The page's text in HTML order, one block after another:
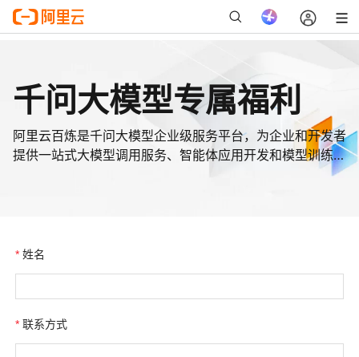
千问大模型专属福利
阿里云百炼是千问大模型企业级服务平台，为企业和开发者
提供一站式大模型调用服务、智能体应用开发和模型训练部
姓名
联系方式